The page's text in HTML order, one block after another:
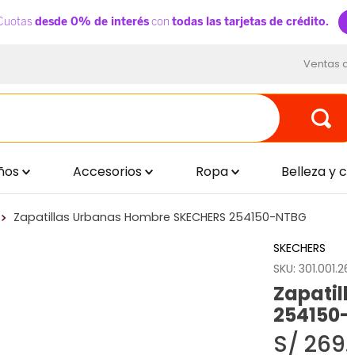
Ventas
Accesorios Ropa Belleza y
Zapatillas Urbanas Hombre SKECHERS 254150-NTBG
SKECHERS
SKU:
S/ 269